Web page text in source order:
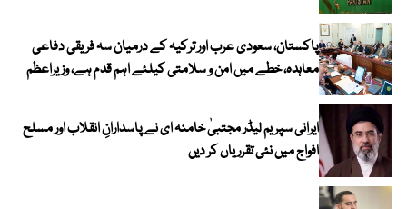
پاکستان، سعودی عرب اور ترکیہ کے درمیان سہ فریقی دفاعی
معاہدہ، خطے میں امن و سلامتی کیلئے اہم قدم ہے، وزیراعظم
ایرانی سپریم لیڈر مجتبیٰ خامنہ ای نے پاسدارانِ انقلاب اور مسلح
افواج میں نئی تقرریاں کر دیں